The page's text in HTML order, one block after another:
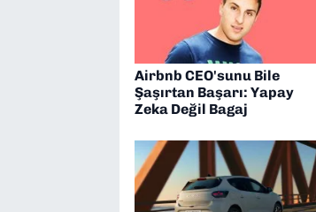
Airbnb CEO'sunu Bile
Şaşırtan Başarı: Yapay
Zeka Değil Bagaj